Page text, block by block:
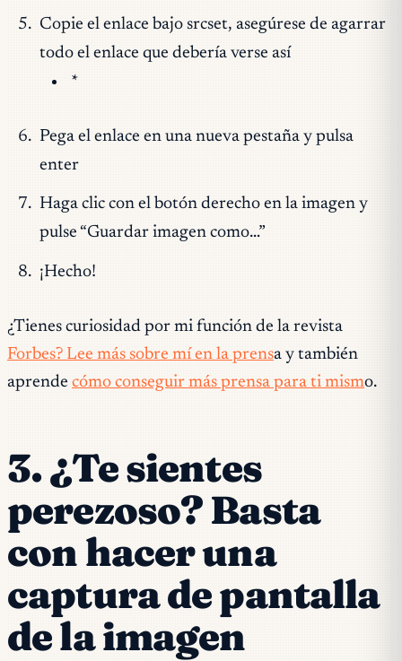
Copie el enlace bajo srcset, asegúrese de agarrar
todo el enlace que debería verse así
*
Pega el enlace en una nueva pestaña y pulsa
enter
Haga clic con el botón derecho en la imagen y
pulse “Guardar imagen como…”
¡Hecho!
¿Tienes curiosidad por mi función de la revista
Forbes? Lee más sobre mí en la prensa y también
aprende cómo conseguir más prensa para ti mismo.
3. ¿Te sientes
perezoso? Basta
con hacer una
captura de pantalla
de la imagen